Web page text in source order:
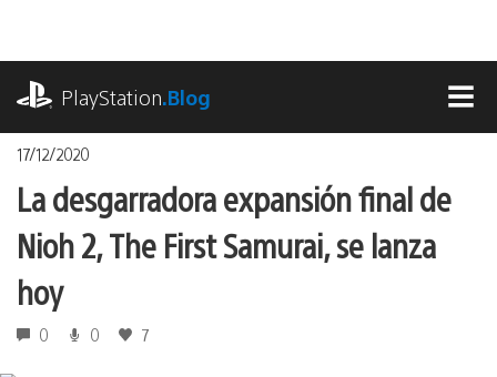
contenido
PlayStation.Blog
17/12/2020
La desgarradora expansión final de
Nioh 2, The First Samurai, se lanza
hoy
0 0 7